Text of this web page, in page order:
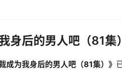
身后的男人吧（81集
成为我身后的男人吧（81集）》